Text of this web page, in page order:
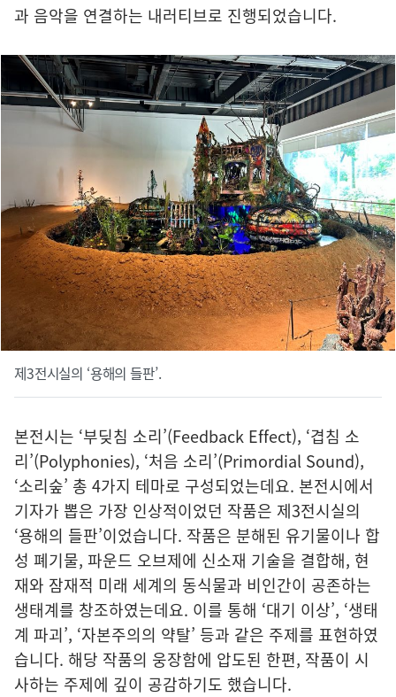
과 음악을 연결하는 내러티브로 진행되었습니다.
제3전시실의 ‘용해의 들판’.
본전시는 ‘부딪침 소리’(Feedback Effect), ‘겹침 소
리’(Polyphonies), ‘처음 소리’(Primordial Sound),
‘소리숲’ 총 4가지 테마로 구성되었는데요. 본전시에서
기자가 뽑은 가장 인상적이었던 작품은 제3전시실의
‘용해의 들판’이었습니다. 작품은 분해된 유기물이나 합
성 폐기물, 파운드 오브제에 신소재 기술을 결합해, 현
재와 잠재적 미래 세계의 동식물과 비인간이 공존하는
생태계를 창조하였는데요. 이를 통해 ‘대기 이상’, ‘생태
계 파괴’, ‘자본주의의 약탈’ 등과 같은 주제를 표현하였
습니다. 해당 작품의 웅장함에 압도된 한편, 작품이 시
사하는 주제에 깊이 공감하기도 했습니다.